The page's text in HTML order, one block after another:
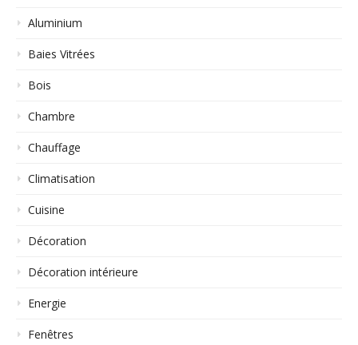
Aluminium
Baies Vitrées
Bois
Chambre
Chauffage
Climatisation
Cuisine
Décoration
Décoration intérieure
Energie
Fenêtres